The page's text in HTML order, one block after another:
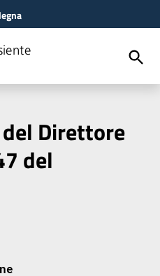
Direttore
del